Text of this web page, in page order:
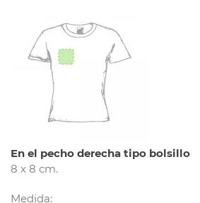
En el pecho derecha tipo bolsillo
8 x 8 cm.
Medida: